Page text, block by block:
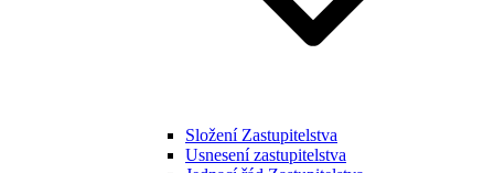
Složení Zastupitelstva
Usnesení zastupitelstva